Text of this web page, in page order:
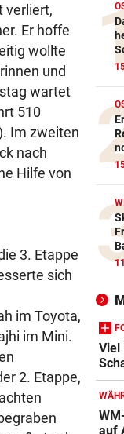
verliert,
Er hoffe
wollte
und
wartet
510
Im zweiten
nach
Hilfe von
3. Etappe
sich
im Toyota,
im Mini.
2. Etappe,
Viel
auf